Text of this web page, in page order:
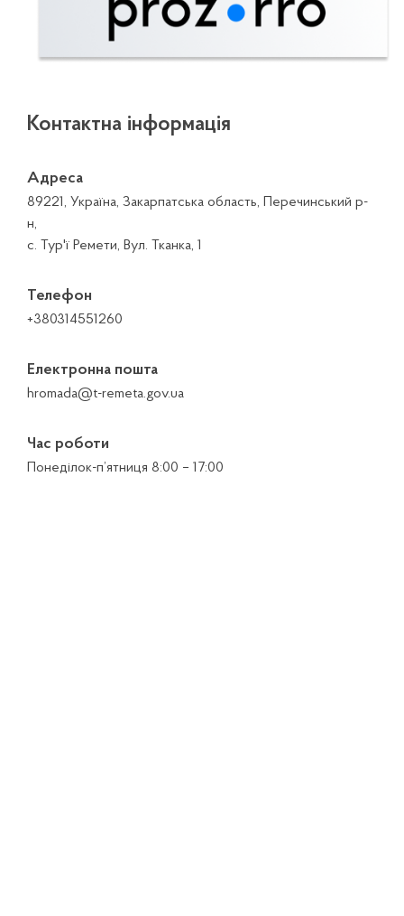
Контактна інформація
Адреса
89221, Україна, Закарпатська область, Перечинський р-
н,
с. Тур'ї Ремети, Вул. Тканка, 1
Телефон
+380314551260
Електронна пошта
hromada@t-remeta.gov.ua
Час роботи
Понеділок-п’ятниця 8:00 – 17:00